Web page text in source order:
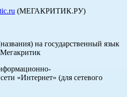
(МЕГАКРИТИК.РУ)
на государственный язык
«Интернет» (для сетевого